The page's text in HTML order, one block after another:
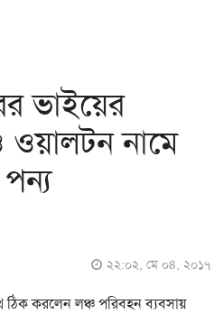
ভাইয়ের
ওয়ালটন নামে
২২:০২, মে ০৪, ২০১৭
ঠিক করলেন লঞ্চ পরিবহন ব্যবসায়